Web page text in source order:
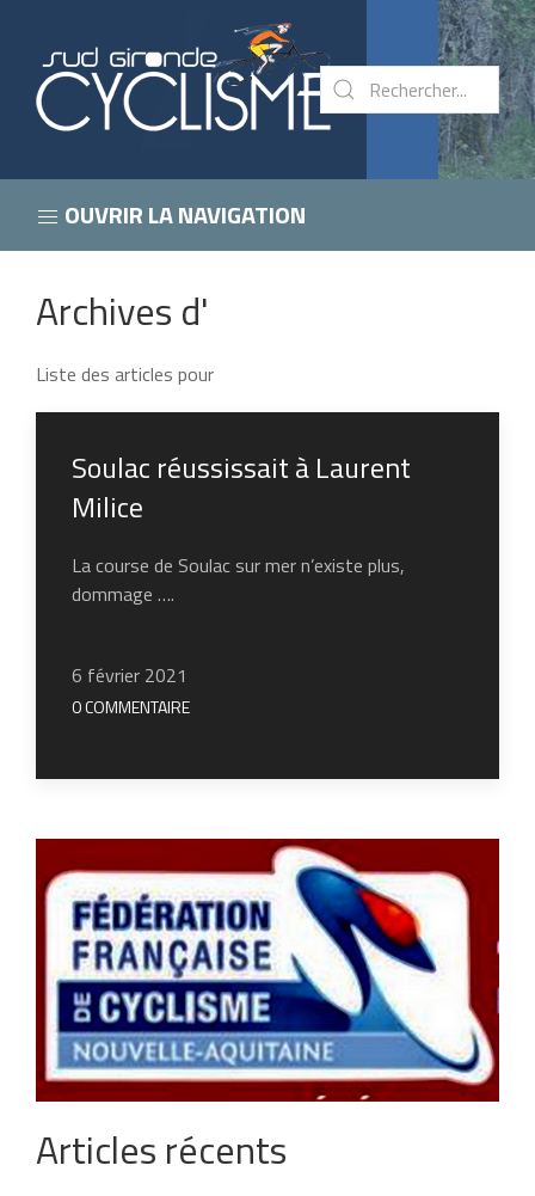
OUVRIR LA NAVIGATION
Archives d'
Liste des articles pour
Soulac réussissait à Laurent
Milice
La course de Soulac sur mer n’existe plus,
dommage ….
6 février 2021
0 COMMENTAIRE
Articles récents